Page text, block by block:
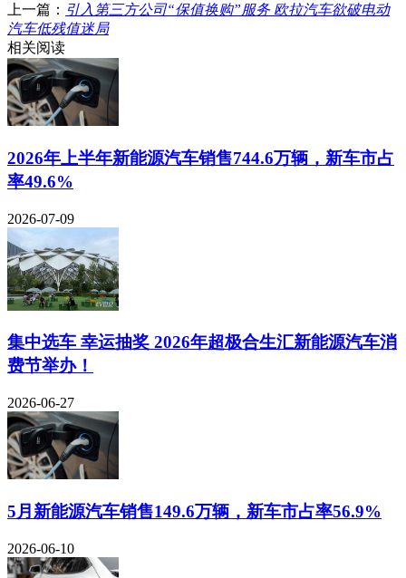
上一篇： 引入第三方公司“保值换购”服务 欧拉汽车欲破电动
汽车低残值迷局
相关阅读
2026年上半年新能源汽车销售744.6万辆，新车市占
率49.6%
2026-07-09
集中选车 幸运抽奖 2026年超极合生汇新能源汽车消
费节举办！
2026-06-27
5月新能源汽车销售149.6万辆，新车市占率56.9%
2026-06-10